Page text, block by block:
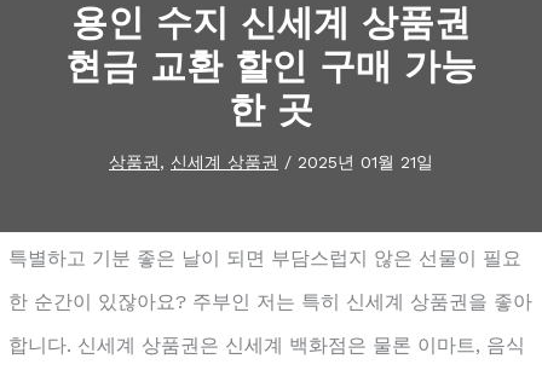
용인 수지 신세계 상품권
현금 교환 할인 구매 가능
한 곳
상품권, 신세계 상품권 / 2025년 01월 21일
특별하고 기분 좋은 날이 되면 부담스럽지 않은 선물이 필요
한 순간이 있잖아요? 주부인 저는 특히 신세계 상품권을 좋아
합니다. 신세계 상품권은 신세계 백화점은 물론 이마트, 음식